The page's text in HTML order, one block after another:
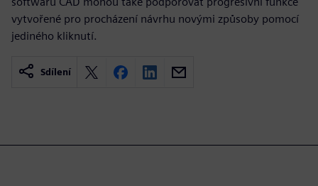
vytvořené pro procházení návrhu novými způsoby pomocí
jediného kliknutí.
Sdílení